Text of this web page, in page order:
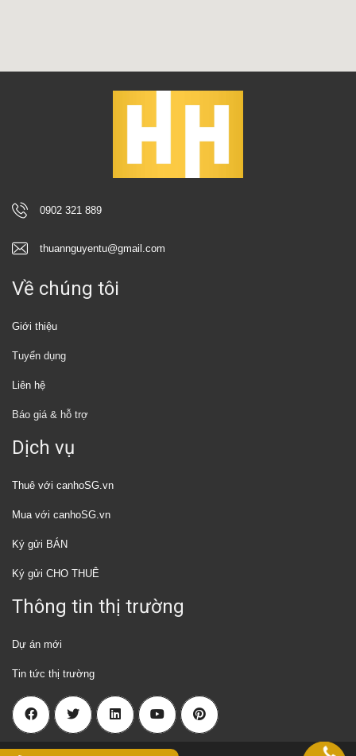
0902 321 889
thuannguyentu@gmail.com
Về chúng tôi
Giới thiệu
Tuyển dụng
Liên hệ
Báo giá & hỗ trợ
Dịch vụ
Thuê với canhoSG.vn
Mua với canhoSG.vn
Ký gửi BÁN
Ký gửi CHO THUÊ
Thông tin thị trường
Dự án mới
Tin tức thị trường